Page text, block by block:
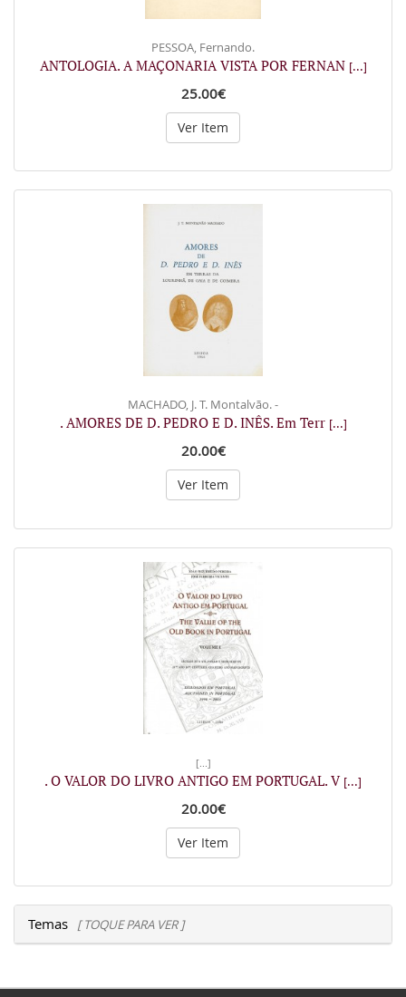
PESSOA, Fernando.
ANTOLOGIA. A MAÇONARIA VISTA POR FERNAN [...]
25.00€
Ver Item
MACHADO, J. T. Montalvão. -
. AMORES DE D. PEDRO E D. INÊS. Em Terr [...]
20.00€
Ver Item
[...]
. O VALOR DO LIVRO ANTIGO EM PORTUGAL. V [...]
20.00€
Ver Item
Temas [ TOQUE PARA VER ]